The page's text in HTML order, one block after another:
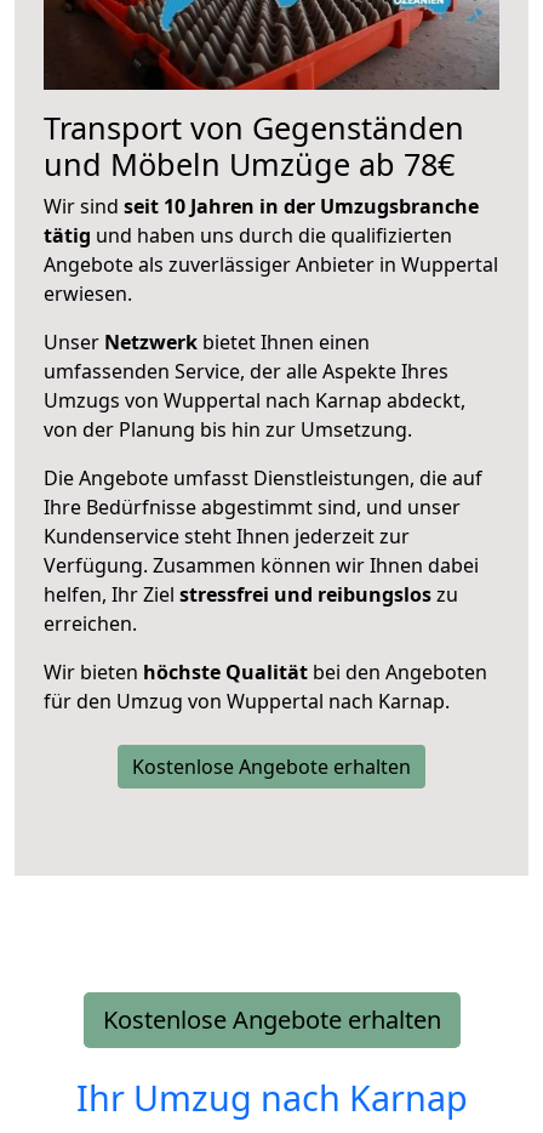
Transport von Gegenständen
und Möbeln Umzüge ab 78€
Wir sind seit 10 Jahren in der Umzugsbranche
tätig und haben uns durch die qualifizierten
Angebote als zuverlässiger Anbieter in Wuppertal
erwiesen.
Unser Netzwerk bietet Ihnen einen
umfassenden Service, der alle Aspekte Ihres
Umzugs von Wuppertal nach Karnap abdeckt,
von der Planung bis hin zur Umsetzung.
Die Angebote umfasst Dienstleistungen, die auf
Ihre Bedürfnisse abgestimmt sind, und unser
Kundenservice steht Ihnen jederzeit zur
Verfügung. Zusammen können wir Ihnen dabei
helfen, Ihr Ziel stressfrei und reibungsloszu
erreichen.
Wir bieten höchste Qualität bei den Angeboten
für den Umzug von Wuppertal nach Karnap.
Kostenlose Angebote erhalten
Kostenlose Angebote erhalten
Ihr Umzug nach Karnap